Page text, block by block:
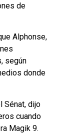
de
Alphonse,
según
donde
Sénat, dijo
cuando
Magik 9.